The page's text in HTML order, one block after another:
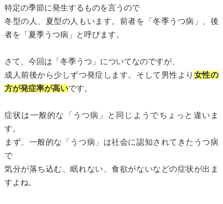
特定の季節に発生するものを言うので
冬型の人、夏型の人もいます。前者を「冬季うつ病」、後
者を「夏季うつ病」と呼びます。
さて、今回は「冬季うつ」についてなのですが、
成人前後から少しずつ発症します。そして男性より 女性の
方が発症率が高いです。
症状は一般的な「うつ病」と同じようでちょっと違いま
す。
まず、一般的な「うつ病」は社会に認知されてきたうつ病
で
気分が落ち込む、眠れない、食欲がないなどの症状が出ま
すよね。